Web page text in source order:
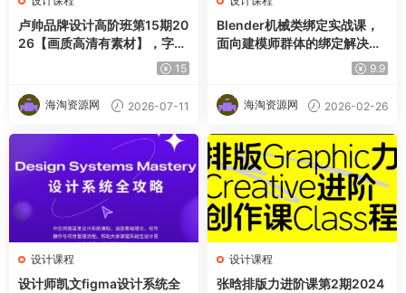
卢帅品牌设计高阶班第15期20
26【画质高清有素材】，字体
标志＋图形LOGO＋AIGC设计
＋IP形象＋VI全案落地系统教
程
15
海淘资源网 2026-07-11
Blender机械类绑定实战课，
面向建模师群体的绑定解决方
9.9
海淘资源网 2026-02-26
设计课程
设计师凯文figma设计系统全
设计课程
张晗排版力进阶课第2期2024